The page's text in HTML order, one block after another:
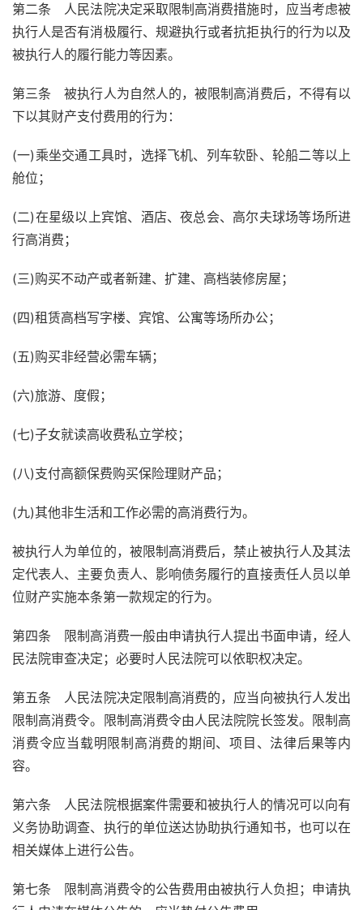
第二条 人民法院决定采取限制高消费措施时，应当考虑被
执行人是否有消极履行、规避执行或者抗拒执行的行为以及
被执行人的履行能力等因素。
第三条 被执行人为自然人的，被限制高消费后，不得有以
下以其财产支付费用的行为：
(一)乘坐交通工具时，选择飞机、列车软卧、轮船二等以上
舱位；
(二)在星级以上宾馆、酒店、夜总会、高尔夫球场等场所进
行高消费；
(三)购买不动产或者新建、扩建、高档装修房屋；
(四)租赁高档写字楼、宾馆、公寓等场所办公；
(五)购买非经营必需车辆；
(六)旅游、度假；
(七)子女就读高收费私立学校；
(八)支付高额保费购买保险理财产品；
(九)其他非生活和工作必需的高消费行为。
被执行人为单位的，被限制高消费后，禁止被执行人及其法
定代表人、主要负责人、影响债务履行的直接责任人员以单
位财产实施本条第一款规定的行为。
第四条 限制高消费一般由申请执行人提出书面申请，经人
民法院审查决定；必要时人民法院可以依职权决定。
第五条 人民法院决定限制高消费的，应当向被执行人发出
限制高消费令。限制高消费令由人民法院院长签发。限制高
消费令应当载明限制高消费的期间、项目、法律后果等内
容。
第六条 人民法院根据案件需要和被执行人的情况可以向有
义务协助调查、执行的单位送达协助执行通知书，也可以在
相关媒体上进行公告。
第七条 限制高消费令的公告费用由被执行人负担；申请执